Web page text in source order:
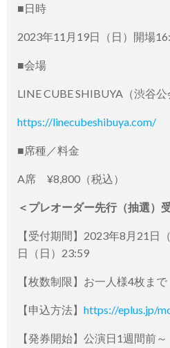
■日時
2023年11月19日（日）開場
■会場
LINE CUBE SHIBUYA（渋谷公
https://linecubeshibuya.com/
■席種／料金
A席 ¥8,800（税込）
＜プレオーダー先行（抽選）
【受付期間】2023年8月21日
日（日）23:59
【枚数制限】お一人様4枚まで
【申込方法】 https://eplus.jp/
【発券開始】公演日1週間前～